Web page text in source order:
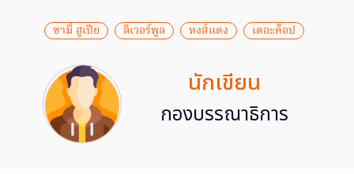
ซามี่ ฮูเปีย ลิเวอร์พูล หงส์แดง เดอะค็อป
นักเขียน
กองบรรณาธิการ